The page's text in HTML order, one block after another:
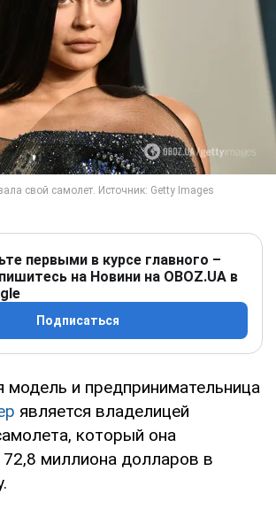
первыми в курсе главного –
на Новини на OBOZ.UA в
Подписаться
модель и предпринимательница
является владелицей
который она
72,8 миллиона долларов в